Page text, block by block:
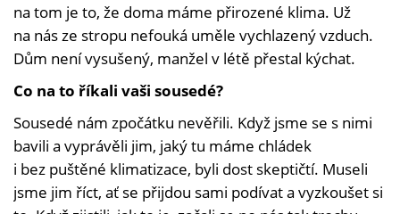
na tom je to, že doma máme přirozené klima. Už
na nás ze stropu nefouká uměle vychlazený vzduch.
Dům není vysušený, manžel v létě přestal kýchat.
Co na to říkali vaši sousedé?
Sousedé nám zpočátku nevěřili. Když jsme se s nimi
bavili a vyprávěli jim, jaký tu máme chládek
i bez puštěné klimatizace, byli dost skeptičtí. Museli
jsme jim říct, ať se přijdou sami podívat a vyzkoušet si